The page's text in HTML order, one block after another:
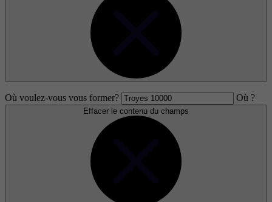
Où voulez-vous vous former? Où ?
Effacer le contenu du champs